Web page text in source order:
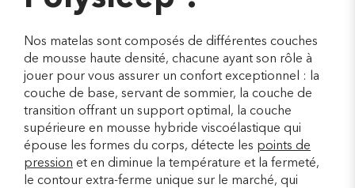
Nos matelas sont composés de différentes couches
de mousse haute densité, chacune ayant son rôle à
jouer pour vous assurer un confort exceptionnel : la
couche de base, servant de sommier, la couche de
transition offrant un support optimal, la couche
supérieure en mousse hybride viscoélastique qui
épouse les formes du corps, détecte les points de
pression et en diminue la température et la fermeté,
le contour extra-ferme unique sur le marché, qui